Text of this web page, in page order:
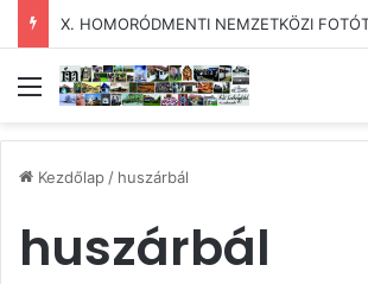
X. HOMORÓDMENTI NEMZETKÖZI
Menü
Kezdőlap/ huszárbál
huszárbál